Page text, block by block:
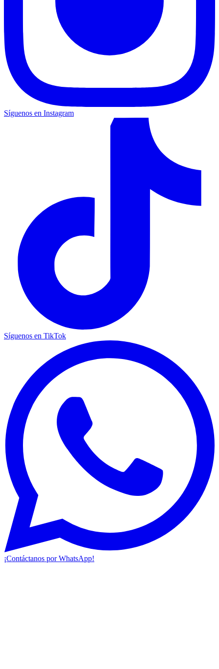
Síguenos en Instagram
Síguenos en TikTok
¡Contáctanos por WhatsApp!